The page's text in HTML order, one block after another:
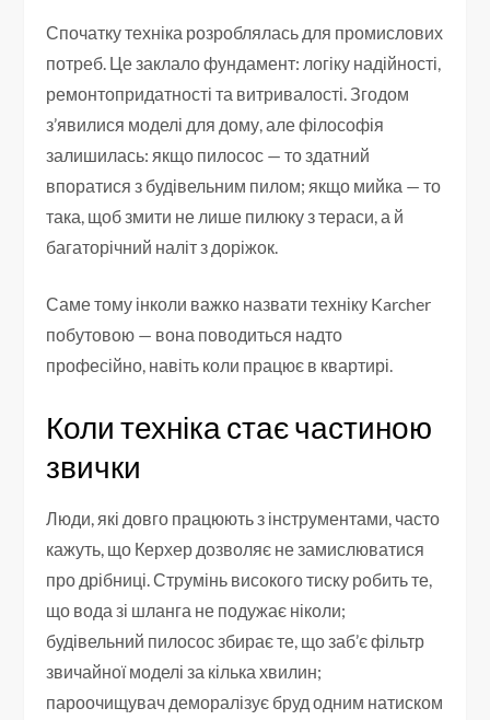
Спочатку техніка розроблялась для промислових
потреб. Це заклало фундамент: логіку надійності,
ремонтопридатності та витривалості. Згодом
з’явилися моделі для дому, але філософія
залишилась: якщо пилосос — то здатний
впоратися з будівельним пилом; якщо мийка — то
така, щоб змити не лише пилюку з тераси, а й
багаторічний наліт з доріжок.
Саме тому інколи важко назвати техніку Karcher
побутовою — вона поводиться надто
професійно, навіть коли працює в квартирі.
Коли техніка стає частиною
звички
Люди, які довго працюють з інструментами, часто
кажуть, що Керхер дозволяє не замислюватися
про дрібниці. Струмінь високого тиску робить те,
що вода зі шланга не подужає ніколи;
будівельний пилосос збирає те, що заб’є фільтр
звичайної моделі за кілька хвилин;
пароочищувач деморалізує бруд одним натиском